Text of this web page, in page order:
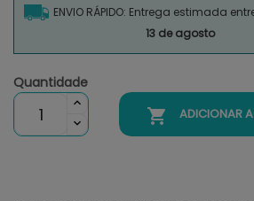
ENVIO RÁPIDO: Entrega estimada
13 de agosto
Quantidade
 ADICIONAR